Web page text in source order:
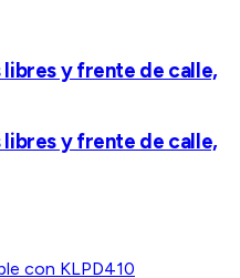
y frente de calle,
y frente de calle,